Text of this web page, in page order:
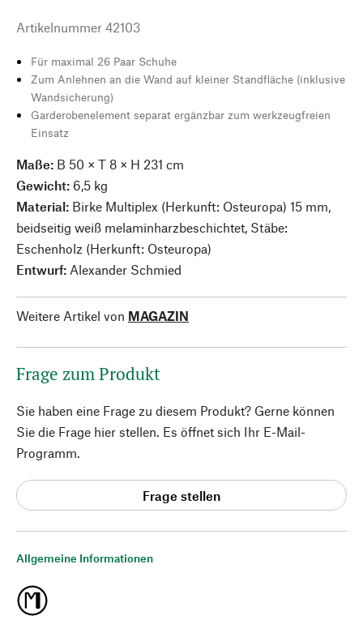
Allgemeine Informationen
Artikelnummer 42103
Für maximal 26 Paar Schuhe
Zum Anlehnen an die Wand auf kleiner Standfläche (inklusive
Wandsicherung)
Garderobenelement separat ergänzbar zum werkzeugfreien
Einsatz
Maße: B 50 × T 8 × H 231 cm
Gewicht: 6,5 kg
Material: Birke Multiplex (Herkunft: Osteuropa) 15 mm,
beidseitig weiß melaminharzbeschichtet, Stäbe:
Eschenholz (Herkunft: Osteuropa)
Entwurf: Alexander Schmied
Weitere Artikel von MAGAZIN
Frage zum Produkt
Sie haben eine Frage zu diesem Produkt? Gerne können
Sie die Frage hier stellen. Es öffnet sich Ihr E-Mail-
Programm.
Frage stellen